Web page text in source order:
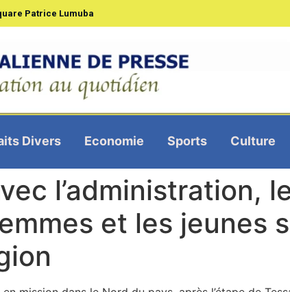
Patrice Lumuba
Divers Economie Sports Culture
l’administration,
et les jeunes